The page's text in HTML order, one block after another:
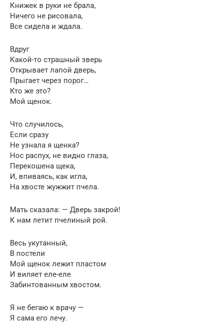
Книжек в руки не брала,
Ничего не рисовала,
Все сидела и ждала.
Вдруг
Какой-то страшный зверь
Открывает лапой дверь,
Прыгает через порог…
Кто же это?
Мой щенок.
Что случилось,
Если сразу
Не узнала я щенка?
Нос распух, не видно глаза,
Перекошена щека,
И, впиваясь, как игла,
На хвосте жужжит пчела.
Мать сказала: — Дверь закрой!
К нам летит пчелиный рой.
Весь укутанный,
В постели
Мой щенок лежит пластом
И виляет еле-еле
Забинтованным хвостом.
Я не бегаю к врачу —
Я сама его лечу.